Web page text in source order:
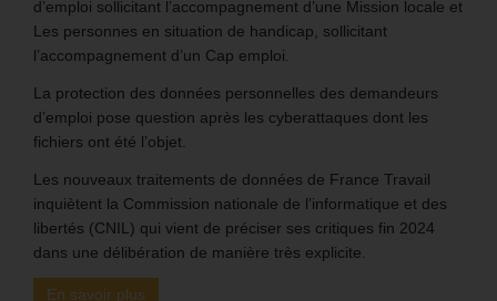
d’emploi sollicitant l’accompagnement d’une Mission locale et
Les personnes en situation de handicap, sollicitant
l’accompagnement d’un Cap emploi.
La protection des données personnelles des demandeurs
d’emploi pose question après les cyberattaques dont les
fichiers ont été l’objet.
Les nouveaux traitements de données de France Travail
inquiètent la Commission nationale de l’informatique et des
libertés (CNIL) qui vient de préciser ses critiques fin 2024
dans une délibération de manière très explicite.
En savoir plus